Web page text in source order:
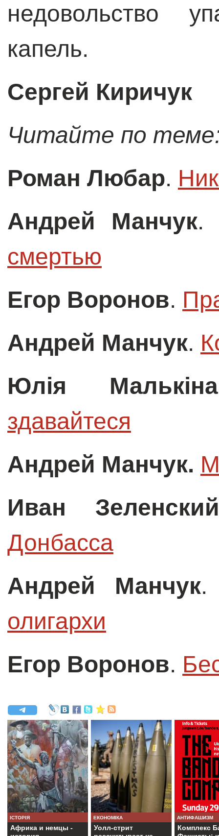
недовольство
капель.
Сергей Киричук
Читайте по
Роман Любар.
Андрей Манчук
смертью
Егор Воронов.
Андрей Манчук.
Юлія
здавайтеся
Андрей Манчук.
Иван Зеленский
Донбасса
Андрей Манчук
олигархи
Егор Воронов.
ІСТОРІЯ
Африка и немцы -
ЕКОНОМІКА
Уолл-стрит
АНТИФАШИЗМ
Комплекс